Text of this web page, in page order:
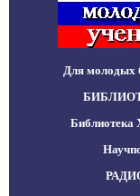
Для молодых
Библиотека